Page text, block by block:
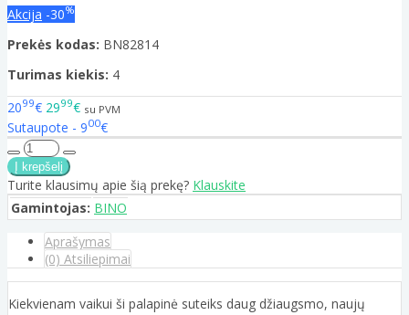
Akcija -30%
Prekės kodas: BN82814
Turimas kiekis: 4
2099€ 2999€ su PVM
Sutaupote - 900€
Turite klausimų apie šią prekę? Klauskite
Gamintojas: BINO
Aprašymas
(0) Atsiliepimai
Kiekvienam vaikui ši palapinė suteiks daug džiaugsmo, naujų